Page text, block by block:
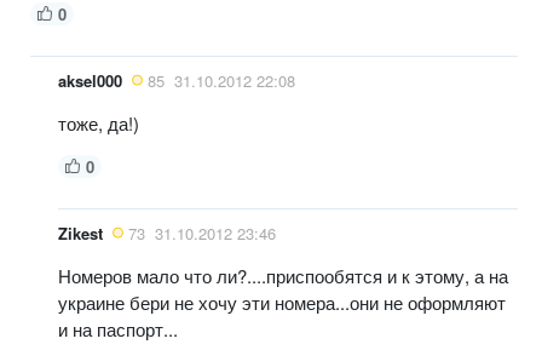
0
aksel000 85 31.10.2012 22:08
тоже, да!)
0
Zikest 73 31.10.2012 23:46
Номеров мало что ли?....приспообятся и к этому, а на
украине бери не хочу эти номера...они не оформляют
и на паспорт...